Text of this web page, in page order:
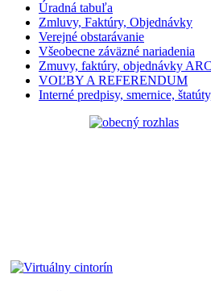
Úradná tabuľa
Zmluvy, Faktúry, Objednávky
Verejné obstarávanie
Všeobecne záväzné nariadenia
Zmuvy, faktúry, objednávky
VOĽBY A REFERENDUM
Interné predpisy, smernice,